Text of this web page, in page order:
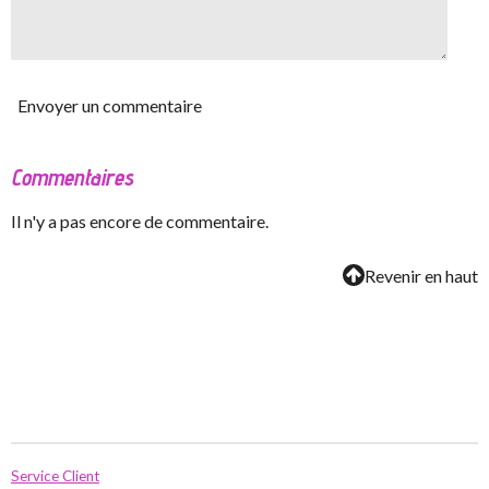
Envoyer un commentaire
Commentaires
Il n'y a pas encore de commentaire.
Revenir en haut
Service Client